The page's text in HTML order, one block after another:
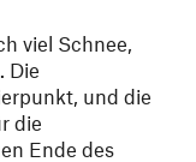
viel Schnee,
Die
und die
die
Ende des